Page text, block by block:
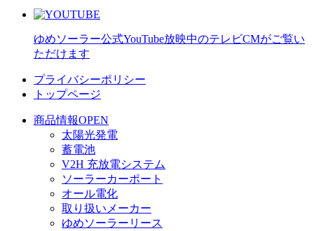
ゆめソーラー公式YouTube放映中のテレビCMがご覧い
ただけます
プライバシーポリシー
トップページ
商品情報OPEN
太陽光発電
蓄電池
V2H 充放電システム
ソーラーカーポート
オール電化
取り扱いメーカー
ゆめソーラーリース